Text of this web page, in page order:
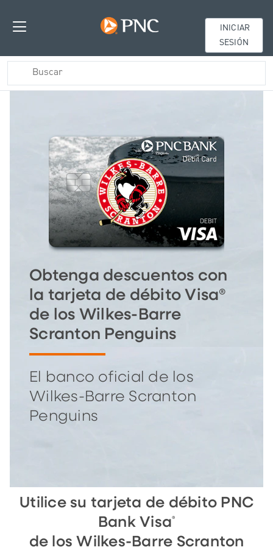
SESIÓN
Obtenga descuentos con
la tarjeta de débito Visa®
de los Wilkes-Barre
Scranton Penguins
El banco oficial de los
Wilkes-Barre Scranton
Penguins
Utilice su tarjeta de débito PNC
Bank Visa®
de los Wilkes-Barre Scranton